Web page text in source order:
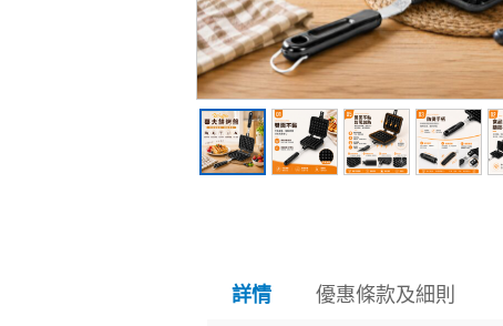
詳情 優惠條款及細則